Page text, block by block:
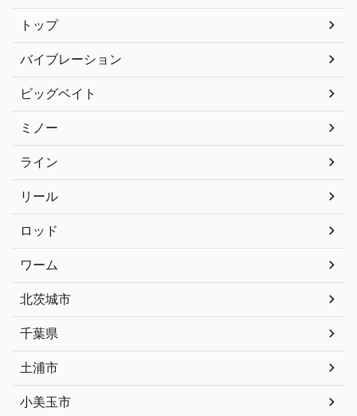
トップ
バイブレーション
ビッグベイト
ミノー
ライン
リール
ロッド
ワーム
北茨城市
千葉県
土浦市
小美玉市